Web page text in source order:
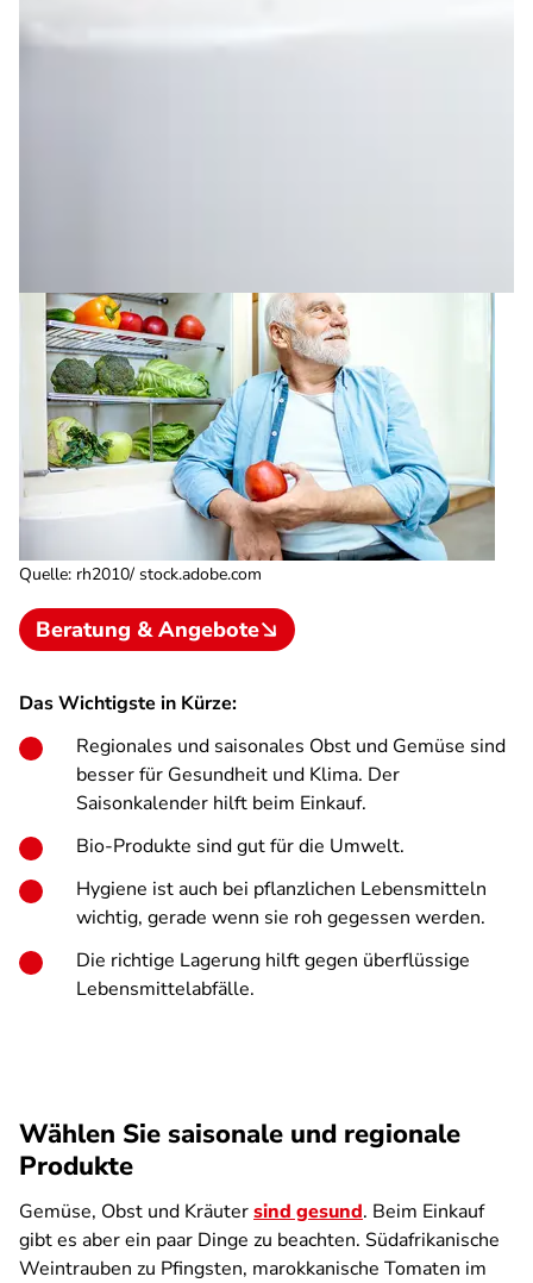
Quelle: rh2010/ stock.adobe.com
Beratung & Angebote
Das Wichtigste in Kürze:
Regionales und saisonales Obst und Gemüse sind
besser für Gesundheit und Klima. Der
Saisonkalender hilft beim Einkauf.
Bio-Produkte sind gut für die Umwelt.
Hygiene ist auch bei pflanzlichen Lebensmitteln
wichtig, gerade wenn sie roh gegessen werden.
Die richtige Lagerung hilft gegen überflüssige
Lebensmittelabfälle.
Wählen Sie saisonale und regionale
Produkte
Gemüse, Obst und Kräutersind gesund. Beim Einkauf
gibt es aber ein paar Dinge zu beachten. Südafrikanische
Weintrauben zu Pfingsten, marokkanische Tomaten im